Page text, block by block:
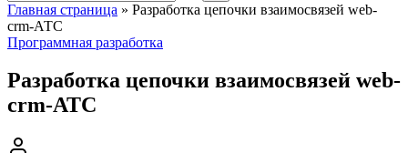
Главная страница » Разработка цепочки взаимосвязей web-
crm-АТС
Программная разработка
Разработка цепочки взаимосвязей web-
crm-АТС